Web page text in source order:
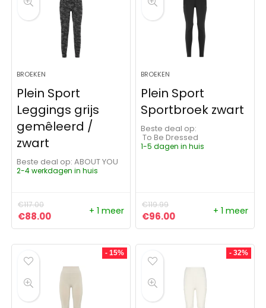
BROEKEN
Plein Sport
Leggings grijs
gemêleerd /
zwart
Beste deal op:
ABOUT YOU
2-4 werkdagen in huis
€117.00
Oorspronkelijke prijs was: €117.00.
€88.00Huidige prijs is: €88.00.
+ 1 meer
BROEKEN
Plein Sport
Sportbroek zwart
Beste deal op:
To Be Dressed
1-5 dagen in huis
€119.99
Oorspronkelijke prijs was:
€96.00Huidige prijs is:
+ 1 meer
- 15% - 32%